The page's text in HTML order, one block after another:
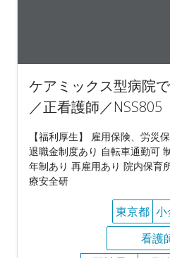
ケアミックス型病院
／正看護師／NSS805
【福利厚生】 雇用保険、労災
退職金制度あり 自転車通勤可
年制あり 再雇用あり 院内保育
療安全研
東京都 小
看護